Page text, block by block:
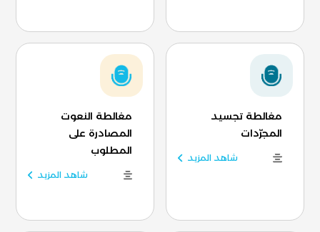
مغالطة تجسيد
المجرّدات
شاهد المزيد
مغالطة النعوت
المصادرة على
المطلوب
شاهد المزيد